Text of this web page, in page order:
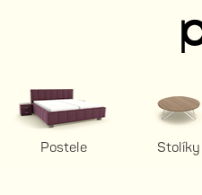
Postele Stolíky